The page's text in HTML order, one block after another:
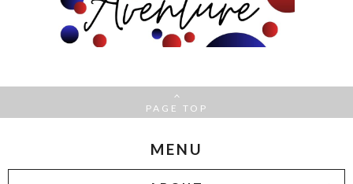
PAGE TOP
MENU